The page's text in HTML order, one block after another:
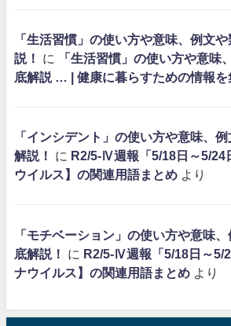
「生活習慣」の使い方や意味、例文
説！
に
「生活習慣」の使い方や意味
底解説 … | 健康に暮らすための情報を
「インシデント」の使い方や意味、
解説！
に R2/5-Ⅳ週報「5/18日～5/24
ウイルス】の関連用語まとめ より
「モチベーション」の使い方や意味
底解説！
に R2/5-Ⅳ週報「5/18日～5/
ナウイルス】の関連用語まとめ より